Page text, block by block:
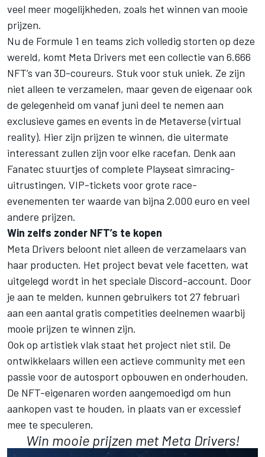
veel meer mogelijkheden, zoals het winnen van mooie
prijzen.
Nu de Formule 1 en teams zich volledig storten op deze
wereld, komt Meta Drivers met een collectie van 6.666
NFT’s van 3D-coureurs. Stuk voor stuk uniek. Ze zijn
niet alleen te verzamelen, maar geven de eigenaar ook
de gelegenheid om vanaf juni deel te nemen aan
exclusieve games en events in de Metaverse (virtual
reality). Hier zijn prijzen te winnen, die uitermate
interessant zullen zijn voor elke racefan. Denk aan
Fanatec stuurtjes of complete Playseat simracing-
uitrustingen, VIP-tickets voor grote race-
evenementen ter waarde van bijna 2.000 euro en veel
andere prijzen.
Win zelfs zonder NFT’s te kopen
Meta Drivers beloont niet alleen de verzamelaars van
haar producten. Het project bevat vele facetten, wat
uitgelegd wordt in het speciale Discord-account. Door
je aan te melden, kunnen gebruikers tot 27 februari
aan een aantal gratis competities deelnemen waarbij
mooie prijzen te winnen zijn.
Ook op artistiek vlak staat het project niet stil. De
ontwikkelaars willen een actieve community met een
passie voor de autosport opbouwen en onderhouden.
De NFT-eigenaren worden aangemoedigd om hun
aankopen vast te houden, in plaats van er excessief
mee te speculeren.
Win mooie prijzen met Meta Drivers!